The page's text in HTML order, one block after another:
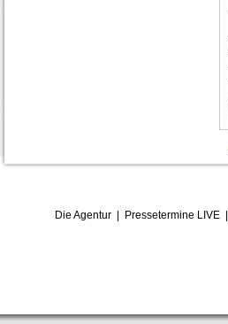
Die Agentur| Pressetermine LIVE|